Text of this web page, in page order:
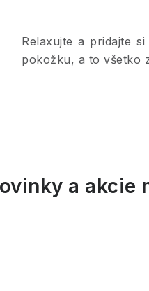
v
l
e
Relaxujte a pridajte
pokožku, a to všetko
a akcie